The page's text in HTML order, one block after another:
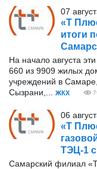
07
«Т
итоги
На начало августа
660 из 9909 жилых
учреждений в
Сызрани,...
ЖКХ
06
«Т
ТЭЦ-1
Самарский филиал